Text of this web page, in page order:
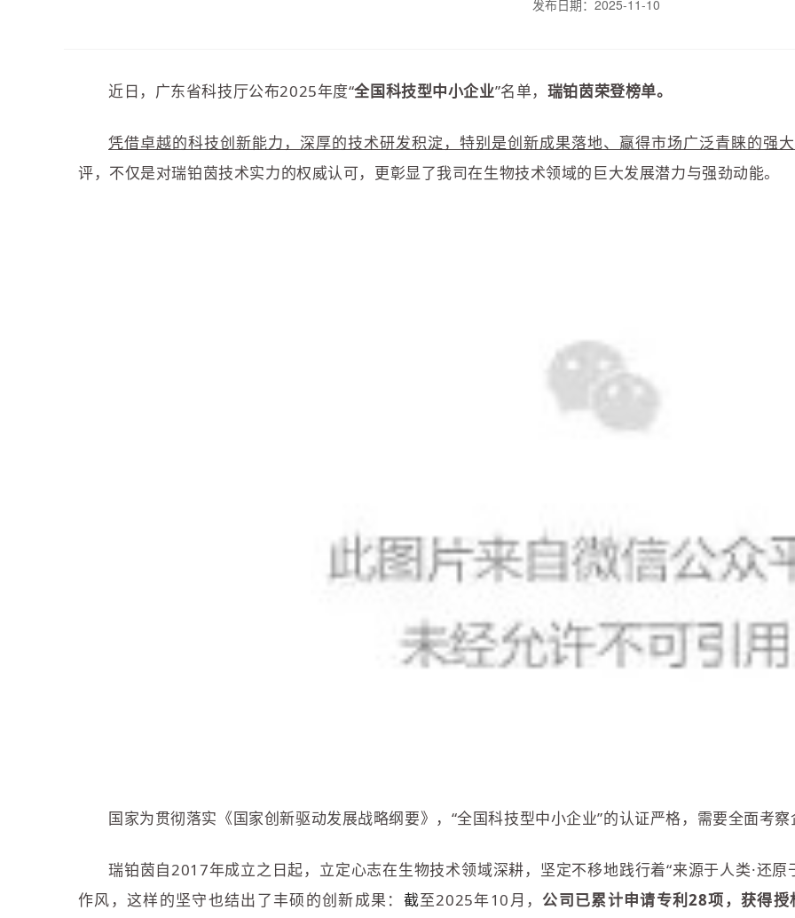
发布日期：2025-11-10
近日，广东省科技厅公布2025年度“全国科技型中小企业”名单， 瑞铂茵荣登榜单。
凭借卓越的科技创新能力，深厚的技术研发积淀，特别是创新成果落地、赢得市场广泛青睐的强
评，不仅是对瑞铂茵技术实力的权威认可，更彰显了我司在生物技术领域的巨大发展潜力与强劲动能。
国家为贯彻落实《国家创新驱动发展战略纲要》，“全国科技型中小企业”的认证严格，需要全面考
瑞铂茵自2017年成立之日起， 立定心志在生物技术领域深耕，坚定不移地践行着“来源于人类·还
作风，这样的坚守也结出了丰硕的创新成果： 截至2025年10月，公司已累计申请专利28项，获得